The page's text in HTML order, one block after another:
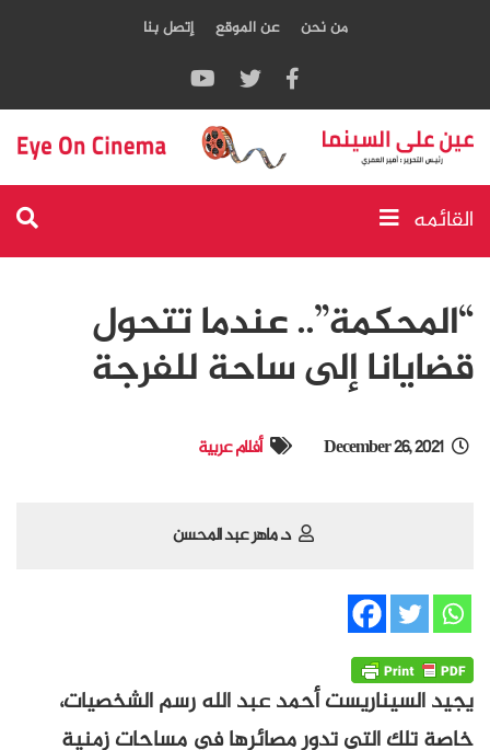
من نحن عن الموقع إتصل بنا
القائمه
“المحكمة”.. عندما تتحول
قضايانا إلى ساحة للفرجة
December 26, 2021 أفلام عربية
د. ماهر عبد المحسن
يجيد السيناريست أحمد عبد الله رسم الشخصيات،
خاصة تلك التي تدور مصائرها في مساحات زمنية